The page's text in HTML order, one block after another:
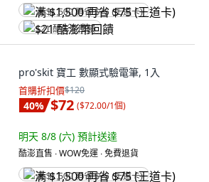
满 $1,500 再省 $75 (王道卡)
$21 酷澎幣回饋
pro'skit 寶工 數顯式驗電筆, 1入
首購折扣價$120
40% $72 ($72.00/1個)
明天 8/8 (六) 預計送達
酷澎直售 ∙ WOW免運 ∙ 免費退貨
满 $1,500 再省 $75 (王道卡)